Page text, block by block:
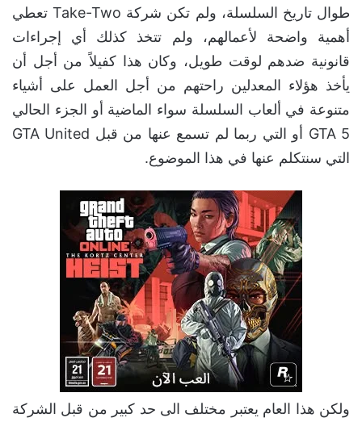
طوال تاريخ السلسلة، ولم تكن شركة Take-Two تعطي
أهمية واضحة لأعمالهم، ولم تتخذ كذلك أي إجراءات
قانونية ضدهم لوقت طويل، وكان هذا كفيلاً من أجل أن
يأخذ هؤلاء المعدلين راحتهم من أجل العمل على أشياء
متنوعة في ألعاب السلسلة سواء الماضية أو الجزء الحالي
GTA 5 أو التي ربما لم تسمع عنها من قبل GTA United
التي سنتكلم عنها في هذا الموضوع.
ولكن هذا العام يعتبر مختلف الى حد كبير من قبل الشركة